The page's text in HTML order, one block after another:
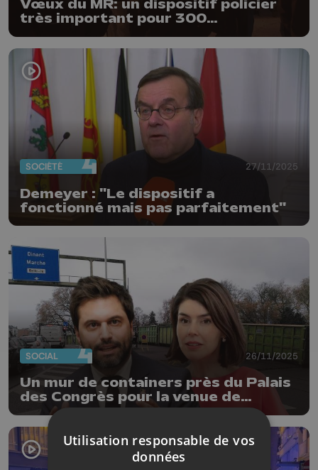
Vœux du MR: un dispositif policier
très important pour 300
manifestants
SOCIÉTÉ 27/11/2025
Demeyer : "Le dispositif a
fonctionné mais pas parfaitement"
SOCIAL 26/11/2025
Un mur de containers près du Palais
des Congrès pour la venue de
George-Louis Bouchez
Utilisation responsable de vos
données